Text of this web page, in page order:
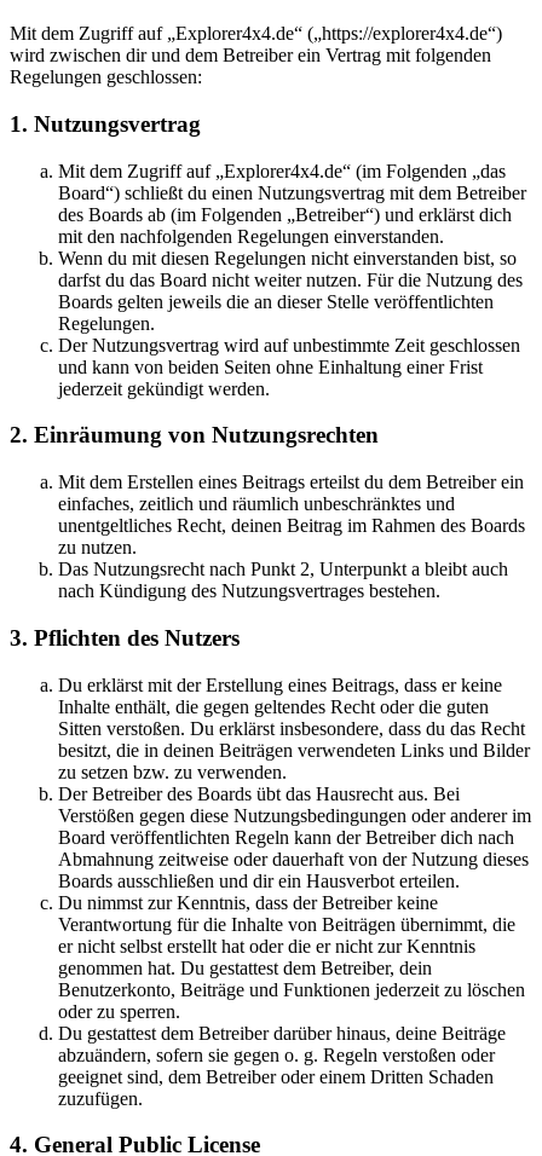
Mit dem Zugriff auf „Explorer4x4.de“ („https://explorer4x4.de“)
wird zwischen dir und dem Betreiber ein Vertrag mit folgenden
Regelungen geschlossen:
1. Nutzungsvertrag
Mit dem Zugriff auf „Explorer4x4.de“ (im Folgenden „das
Board“) schließt du einen Nutzungsvertrag mit dem Betreiber
des Boards ab (im Folgenden „Betreiber“) und erklärst dich
mit den nachfolgenden Regelungen einverstanden.
Wenn du mit diesen Regelungen nicht einverstanden bist, so
darfst du das Board nicht weiter nutzen. Für die Nutzung des
Boards gelten jeweils die an dieser Stelle veröffentlichten
Regelungen.
Der Nutzungsvertrag wird auf unbestimmte Zeit geschlossen
und kann von beiden Seiten ohne Einhaltung einer Frist
jederzeit gekündigt werden.
2. Einräumung von Nutzungsrechten
Mit dem Erstellen eines Beitrags erteilst du dem Betreiber ein
einfaches, zeitlich und räumlich unbeschränktes und
unentgeltliches Recht, deinen Beitrag im Rahmen des Boards
zu nutzen.
Das Nutzungsrecht nach Punkt 2, Unterpunkt a bleibt auch
nach Kündigung des Nutzungsvertrages bestehen.
3. Pflichten des Nutzers
Du erklärst mit der Erstellung eines Beitrags, dass er keine
Inhalte enthält, die gegen geltendes Recht oder die guten
Sitten verstoßen. Du erklärst insbesondere, dass du das Recht
besitzt, die in deinen Beiträgen verwendeten Links und Bilder
zu setzen bzw. zu verwenden.
Der Betreiber des Boards übt das Hausrecht aus. Bei
Verstößen gegen diese Nutzungsbedingungen oder anderer im
Board veröffentlichten Regeln kann der Betreiber dich nach
Abmahnung zeitweise oder dauerhaft von der Nutzung dieses
Boards ausschließen und dir ein Hausverbot erteilen.
Du nimmst zur Kenntnis, dass der Betreiber keine
Verantwortung für die Inhalte von Beiträgen übernimmt, die
er nicht selbst erstellt hat oder die er nicht zur Kenntnis
genommen hat. Du gestattest dem Betreiber, dein
Benutzerkonto, Beiträge und Funktionen jederzeit zu löschen
oder zu sperren.
Du gestattest dem Betreiber darüber hinaus, deine Beiträge
abzuändern, sofern sie gegen o. g. Regeln verstoßen oder
geeignet sind, dem Betreiber oder einem Dritten Schaden
zuzufügen.
4. General Public License